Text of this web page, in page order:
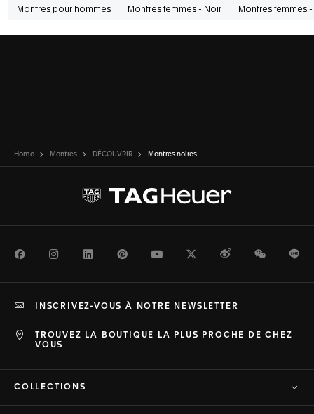
Montres pour hommes Montres femmes - Noir Montres femmes
Home Montres DÉCOUVRIR Montres noires
FacebookInstagramLinkedInPinterestYoutubeTwitterWeiboWeChat
TROUVEZ LA BOUTIQUE LA PLUS PROCHE DE CHEZ
VOUS
INSCRIVEZ-VOUS À NOTRE NEWSLETTER
COLLECTIONS